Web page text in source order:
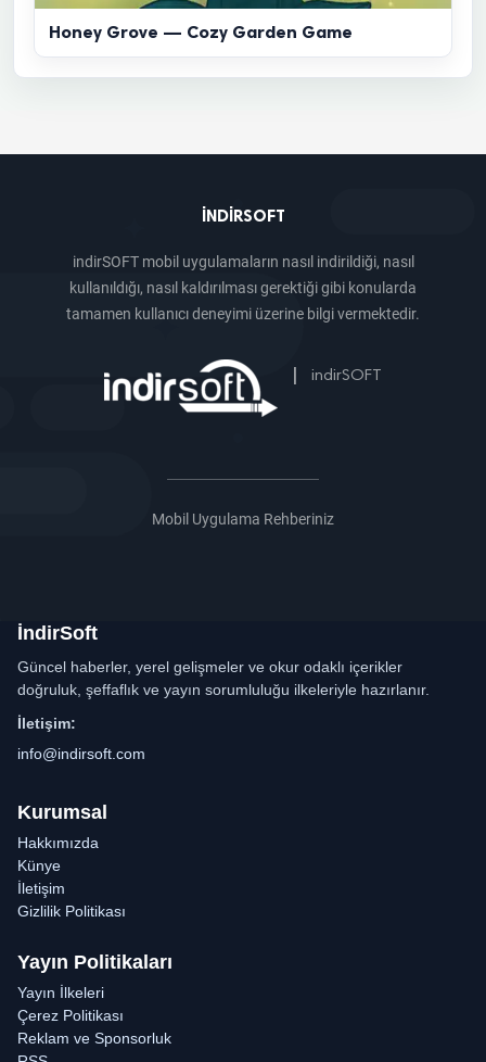
Honey Grove — Cozy Garden Game
INDIRSOFT
indirSOFT mobil uygulamaların nasıl indirildiği, nasıl
kullanıldığı, nasıl kaldırılması gerektiği gibi konularda
tamamen kullanıcı deneyimi üzerine bilgi vermektedir.
indirSOFT
Mobil Uygulama Rehberiniz
İndirSoft
Güncel haberler, yerel gelişmeler ve okur odaklı içerikler
doğruluk, şeffaflık ve yayın sorumluluğu ilkeleriyle hazırlanır.
İletişim:
info@indirsoft.com
Kurumsal
Hakkımızda
Künye
İletişim
Gizlilik Politikası
Yayın Politikaları
Yayın İlkeleri
Çerez Politikası
Reklam ve Sponsorluk